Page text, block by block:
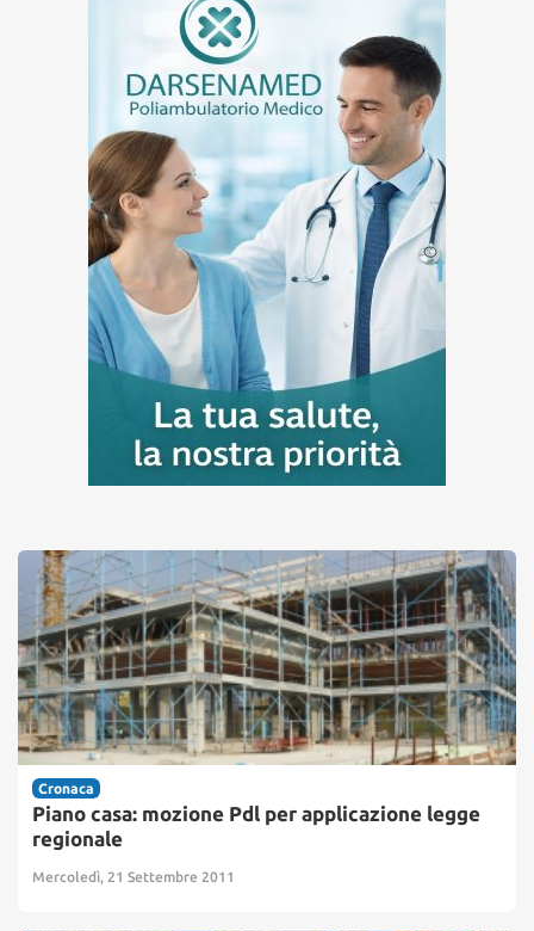
Cronaca
Piano casa: mozione Pdl per applicazione legge
regionale
Mercoledì, 21 Settembre 2011